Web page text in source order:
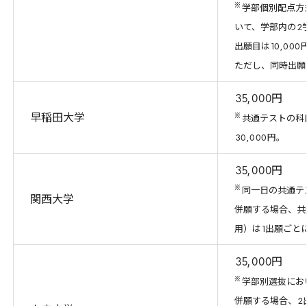
※ 学部個別配点方
いて、学部内の 2
出願目は 10 ,000
ただし、同時出
早稲田大学
35,000円
※ 共通テストの
30 ,000 円。
関西大学
35,000円
※ 同一日の共通
併願する場合、
用）は 出願ごと
35,000円
※ 学部別選抜にお
併願する場合、 2